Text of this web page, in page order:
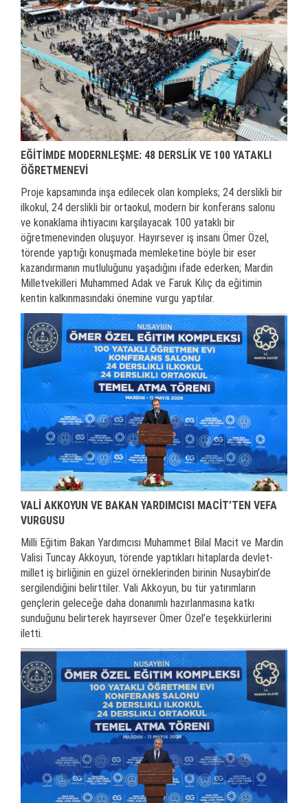
EĞİTİMDE MODERNLEŞME: 48 DERSLİK VE 100 YATAKLI
ÖĞRETMENEVİ
Proje kapsamında inşa edilecek olan kompleks; 24 derslikli bir
ilkokul, 24 derslikli bir ortaokul, modern bir konferans salonu
ve konaklama ihtiyacını karşılayacak 100 yataklı bir
öğretmenevinden oluşuyor. Hayırsever iş insanı Ömer Özel,
törende yaptığı konuşmada memleketine böyle bir eser
kazandırmanın mutluluğunu yaşadığını ifade ederken; Mardin
Milletvekilleri Muhammed Adak ve Faruk Kılıç da eğitimin
kentin kalkınmasındaki önemine vurgu yaptılar.
VALİ AKKOYUN VE BAKAN YARDIMCISI MACİT’TEN VEFA
VURGUSU
Milli Eğitim Bakan Yardımcısı Muhammet Bilal Macit ve Mardin
Valisi Tuncay Akkoyun, törende yaptıkları hitaplarda devlet-
millet iş birliğinin en güzel örneklerinden birinin Nusaybin’de
sergilendiğini belirttiler. Vali Akkoyun, bu tür yatırımların
gençlerin geleceğe daha donanımlı hazırlanmasına katkı
sunduğunu belirterek hayırsever Ömer Özel’e teşekkürlerini
iletti.